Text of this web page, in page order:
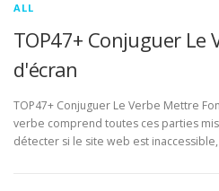
ALL
TOP47+ Conjuguer Le
d'écran
TOP47+ Conjuguer Le Verbe Mettre
verbe comprend toutes ces parties
détecter si le site web est